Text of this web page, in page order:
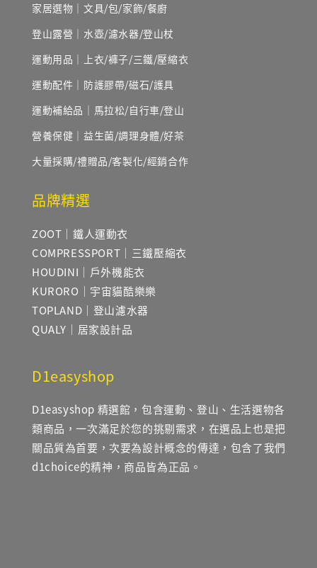
家居選物｜文具/包/家飾/餐廚
登山露營｜水壺/濾水器/登山杖
運動用品｜上衣/褲子/三鐵/壓縮衣
運動配件｜防護膠帶/磁石/護具
運動補給品｜馬拉松/自行車/登山
營養保健｜益生菌/調理身體/好茶
大量採購/禮贈品/客製化/經銷合作
品牌精選
ZOOT｜鐵人運動衣
COMPRESSPORT｜三鐵壓縮衣
HOUDINI｜戶外機能衣
KURORO｜宇宙貓酷樂樂
TOPLAND｜登山濾水器
QUALY｜居家設計品
D1easyshop
D1easyshop 精選館，包含運動、登山、生活選物各
類商品，一次滿足於您的挑剔需求，在選品上也是把
關品質為首要，次要為設計概念的傳達，包含了我們
d1choice的精神，商品皆為正品。